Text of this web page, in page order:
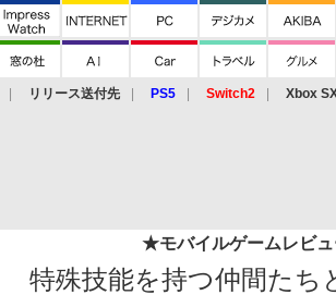
リリース送付先 PS5 Switch2 Xbox
★モバイルゲームレビ
特殊技能を持つ仲間たち